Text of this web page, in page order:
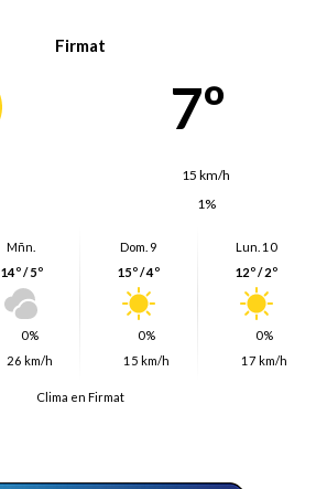
Firmat
7º
15 km/h
1%
Mñn.
14º / 5º
0%
26 km/h
Dom. 9
15º / 4º
0%
15 km/h
Lun. 10
12º / 2º
0%
17 km/h
Clima en Firmat